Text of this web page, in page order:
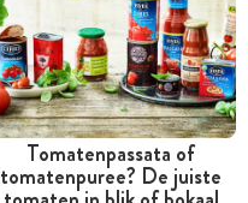
Tomatenpassata of
tomatenpuree? De juiste